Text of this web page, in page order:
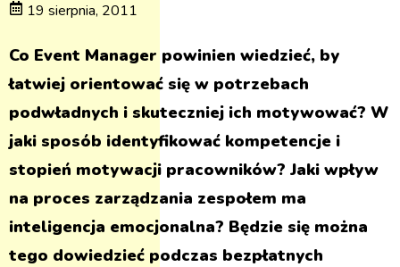
19 sierpnia, 2011
Co Event Manager powinien wiedzieć, by
łatwiej orientować się w potrzebach
podwładnych i skuteczniej ich motywować? W
jaki sposób identyfikować kompetencje i
stopień motywacji pracowników? Jaki wpływ
na proces zarządzania zespołem ma
inteligencja emocjonalna? Będzie się można
tego dowiedzieć podczas bezpłatnych